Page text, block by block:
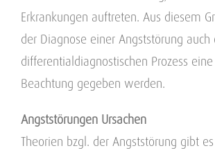
Erkrankungen auftreten. Aus diesem
der Diagnose einer Angststörung auch
differentialdiagnostischen Prozess eine
Beachtung gegeben werden.
Angststörungen Ursachen
Theorien bzgl. der Angststörung gibt